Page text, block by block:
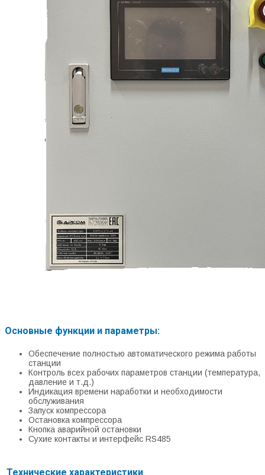
Основные функции и параметры:
Обеспечение полностью автоматического режима работы
станции
Контроль всех рабочих параметров станции (температура,
давление и т.д.)
Индикация времени наработки и необходимости
обслуживания
Запуск компрессора
Остановка компрессора
Кнопка аварийной остановки
Сухие контакты и интерфейс RS485
Технические характеристики